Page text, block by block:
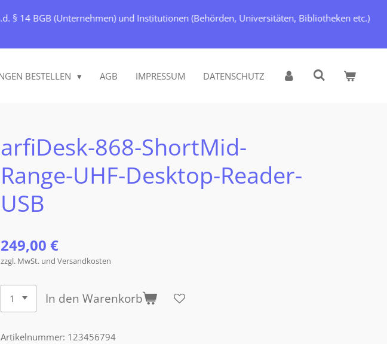
§ 14 BGB (Unternehmen) und Institutionen (Behörden, Universitäten, Bibliotheken etc.)
BESTELLEN AGB IMPRESSUM DATENSCHUTZ
arfiDesk-868-ShortMid-
Range-UHF-Desktop-Reader-
USB
249,00 €
zzgl. MwSt. und Versandkosten
In den Warenkorb
Artikelnummer: 123456794